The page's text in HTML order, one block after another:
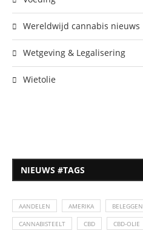
Wereldwijd cannabis nieuws
Wetgeving & Legalisering
Wietolie
NIEUWS #TAGS
AANDELEN AMERIKA BELEGGEN
CANNABISTEELT CBD CBD-OLIE